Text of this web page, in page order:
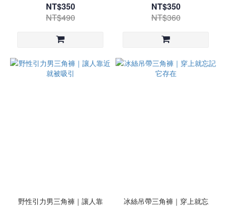
NT$350
NT$490
NT$350
NT$360
野性引力男三角褲｜讓人靠
冰絲吊帶三角褲｜穿上就忘